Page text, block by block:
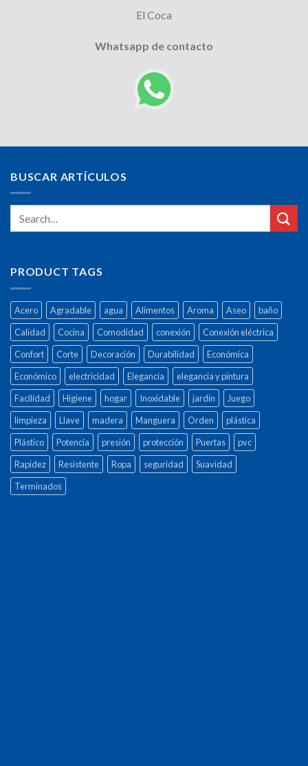
El Coca
Whatsapp de contacto
BUSCAR ARTÍCULOS
PRODUCT TAGS
Acero Agradable agua Alimentos Aroma Aseo
baño
Calidad
Cocina Comodidad conexión
Conexión eléctrica
Confort
Corte Decoración Durabilidad
Económica
Económico
electricidad Elegancia
elegancia y pintura
Facilidad
Higiene hogar Inoxidable jardín
Juego
limpieza
Llave madera Manguera Orden
plástica
Plástico
Potencia presión protección Puertas
pvc
Rapidez
Resistente Ropa seguridad
Suavidad
Terminados